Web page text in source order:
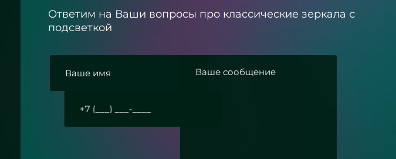
Ответим на Ваши вопросы про классические зеркала с
подсветкой